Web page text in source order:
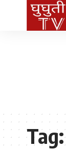
Tag: